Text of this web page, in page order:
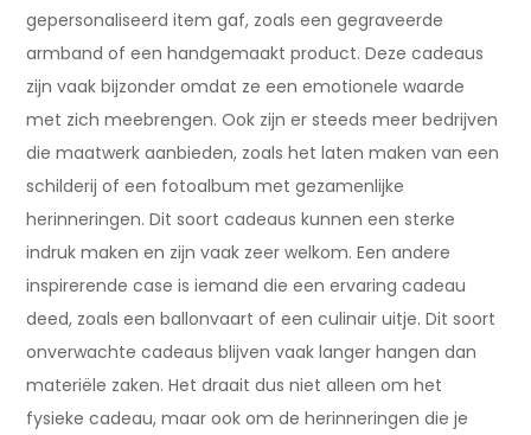
gepersonaliseerd item gaf, zoals een gegraveerde
armband of een handgemaakt product. Deze cadeaus
zijn vaak bijzonder omdat ze een emotionele waarde
met zich meebrengen. Ook zijn er steeds meer bedrijven
die maatwerk aanbieden, zoals het laten maken van een
schilderij of een fotoalbum met gezamenlijke
herinneringen. Dit soort cadeaus kunnen een sterke
indruk maken en zijn vaak zeer welkom. Een andere
inspirerende case is iemand die een ervaring cadeau
deed, zoals een ballonvaart of een culinair uitje. Dit soort
onverwachte cadeaus blijven vaak langer hangen dan
materiële zaken. Het draait dus niet alleen om het
fysieke cadeau, maar ook om de herinneringen die je